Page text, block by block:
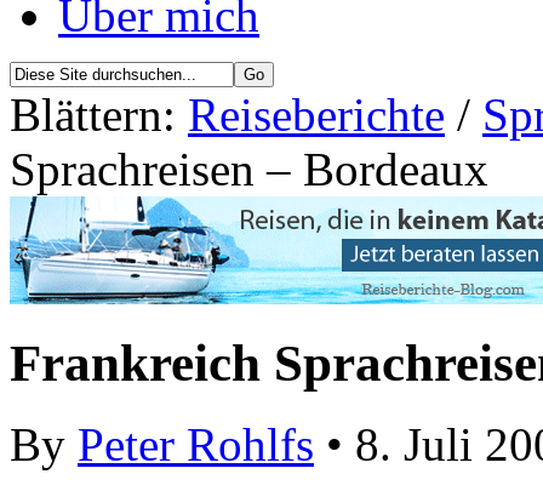
Über mich
Blättern: Reiseberichte /
Sprachreisen – Bordeaux
Frankreich
By Peter Rohlfs • 8. Juli